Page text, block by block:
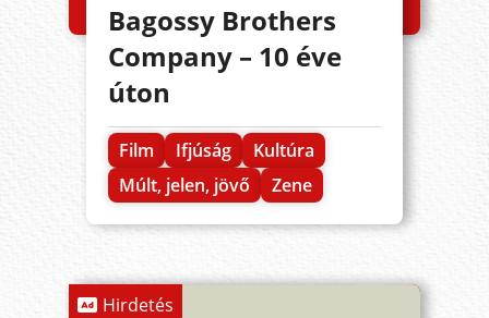
Bagossy Brothers
Company – 10 éve
úton
Film Ifjúság
Kultúra
Múlt, jelen, jövő
Zene
Hirdetés